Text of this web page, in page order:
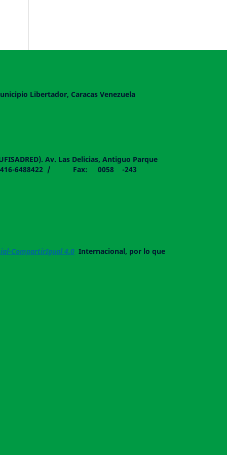
Libertador, Caracas Venezuela
Av. Las Delicias, Antiguo Parque
- 0416-6488422 / Fax: 0058 -243
CompartirIgual 4.0 Internacional, por lo que